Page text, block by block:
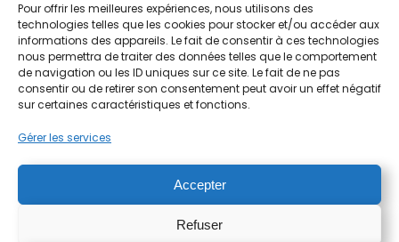
Pour offrir les meilleures expériences, nous utilisons des
technologies telles que les cookies pour stocker et/ou accéder aux
informations des appareils. Le fait de consentir à ces technologies
nous permettra de traiter des données telles que le comportement
de navigation ou les ID uniques sur ce site. Le fait de ne pas
consentir ou de retirer son consentement peut avoir un effet négatif
sur certaines caractéristiques et fonctions.
Gérer les services
Accepter
Refuser
Liens Utiles
Aérodrome de Lognes Emerainville
77185 LOGNES
contact@helico.org